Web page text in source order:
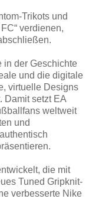
Trikots und
verdienen,
in der Geschichte
und die digitale
virtuelle Designs
Damit setzt EA
weltweit
und
die mit
Tuned Gripknit-
verbesserte Nike